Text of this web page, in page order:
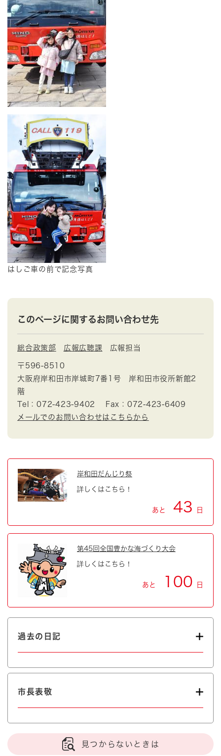
はしご車の前で記念写真
このページに関するお問い合わせ先
総合政策部 広報広聴課 広報担当
〒596-8510
大阪府岸和田市岸城町7番1号 岸和田市役所新館2
階
Tel：072-423-9402
Fax：072-423-6409
メールでのお問い合わせはこちらから
岸和田だんじり祭
詳しくはこちら！
あと 43 日
第45回全国豊かな海づくり大会
詳しくはこちら！
あと 100 日
過去の日記
市長表敬
見つからないときは